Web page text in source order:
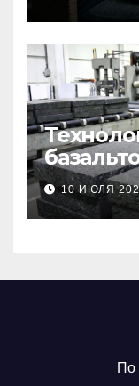
по ГОСТ
10 ИЮЛЯ
По